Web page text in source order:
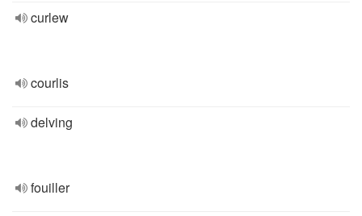
curlew
courlis
delving
fouiller